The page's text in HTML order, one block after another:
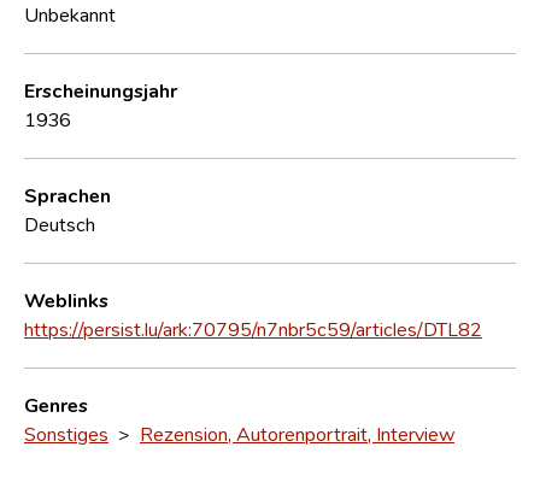
Unbekannt
Erscheinungsjahr
1936
Sprachen
Deutsch
Weblinks
https://persist.lu/ark:70795/n7nbr5c59/articles/DTL82
Genres
Sonstiges > Rezension, Autorenportrait, Interview